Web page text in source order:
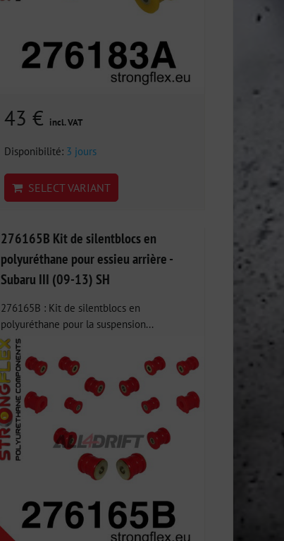
43 € incl. VAT
Disponibilité: 3 jours
SELECT VARIANT
276165B Kit de silentblocs en
polyuréthane pour essieu arrière -
Subaru III (09-13) SH
276165B : Kit de silentblocs en
polyuréthane pour la suspension...